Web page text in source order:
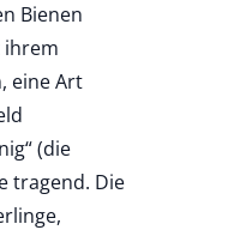
Bienen
ihrem
eine Art
(die
tragend. Die